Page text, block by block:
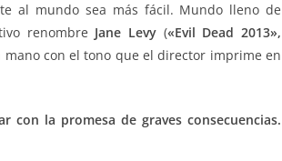
al mundo sea más fácil. Mundo lleno de
renombre Jane Levy («Evil Dead 2013»,
con el tono que el director imprime en
la promesa de graves consecuencias.